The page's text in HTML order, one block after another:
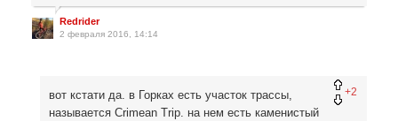
Redrider
2 февраля 2016, 14:14
+2
вот кстати да. в Горках есть участок трассы,
называется Crimean Trip. на нем есть каменистый